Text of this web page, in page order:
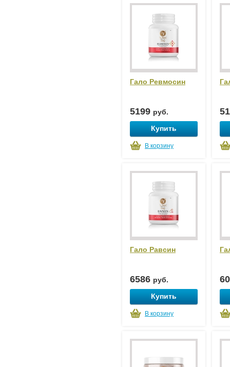
Гало Ревмосин
5199 руб.
Купить
В корзину
Гало Равсин
6586 руб.
Купить
В корзину